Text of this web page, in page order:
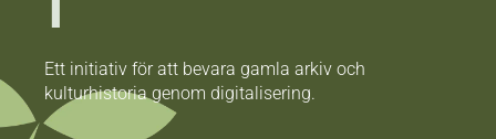
Ett initiativ för att bevara gamla arkiv och
kulturhistoria genom digitalisering.